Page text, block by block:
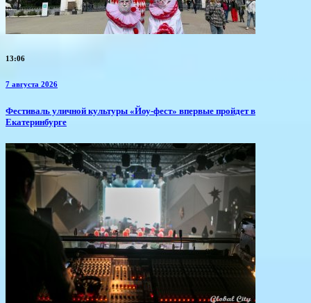
13:06
7 августа 2026
​Фестиваль уличной культуры «Йоу-фест» впервые пройдет в
Екатеринбурге